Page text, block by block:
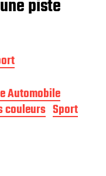
piste
Automobile
couleurs Sport